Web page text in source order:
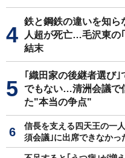
鉄と鋼鉄の違いを知ら
人超が死亡…毛沢東の
結末
｢織田家の後継者選び｣
でもない…清洲会議で
た"本当の争点"
信長を支える四天王の一
須会議｣に出席できなかっ